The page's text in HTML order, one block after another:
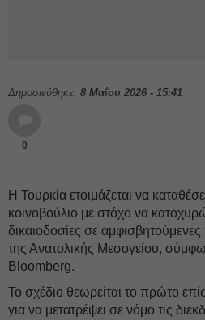
Δημοσιεύθηκε: 8 Μαΐου 2026 - 15:41
0
Η Τουρκία ετοιμάζεται να
κοινοβούλιο με στόχο να
δικαιοδοσίες σε αμφισβητούμενες
της Ανατολικής Μεσογείου,
Bloomberg.
Το σχέδιο θεωρείται το πρώτο
για να μετατρέψει σε νόμο τις